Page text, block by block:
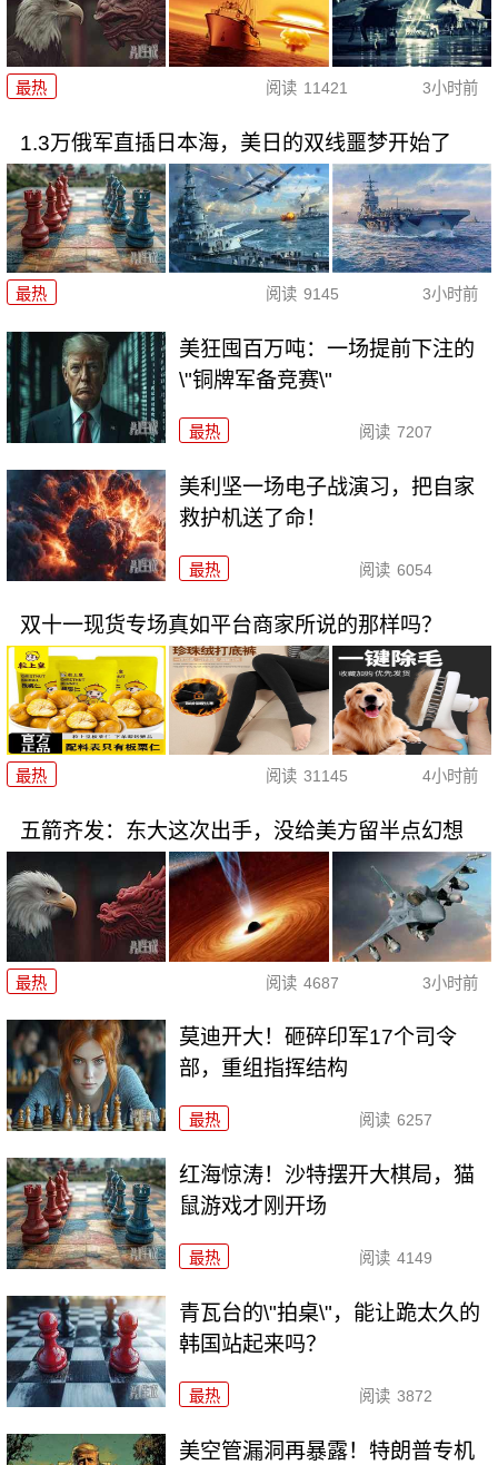
最热 阅读 11421 3小时前
1.3万俄军直插日本海，美日的双线噩梦开始了
最热 阅读 9145 3小时前
美狂囤百万吨：一场提前下注的
\"铜牌军备竞赛\"
最热 阅读 7207
美利坚一场电子战演习，把自家
救护机送了命！
最热 阅读 6054
双十一现货专场真如平台商家所说的那样吗？
最热 阅读 31145 4小时前
五箭齐发：东大这次出手，没给美方留半点幻想
最热 阅读 4687 3小时前
莫迪开大！砸碎印军17个司令
部，重组指挥结构
最热 阅读 6257
红海惊涛！沙特摆开大棋局，猫
鼠游戏才刚开场
最热 阅读 4149
青瓦台的\"拍桌\"，能让跪太久的
韩国站起来吗？
最热 阅读 3872
美空管漏洞再暴露！特朗普专机